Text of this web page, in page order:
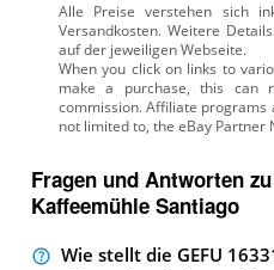
Alle Preise verstehen sich
Versandkosten. Weitere
auf der jeweiligen Webseite.
Fragen und Antworten zu
Kaffeemühle Santiago
Wie stellt die GEFU